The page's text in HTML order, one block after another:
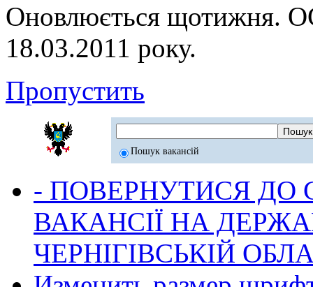
Оновлюється
18.03.2011 року.
Пропустить
Пошук вакансій
- ПОВЕРНУТИСЯ ДО
ВАКАНСІЇ НА
ЧЕРНІГІВСЬКІЙ